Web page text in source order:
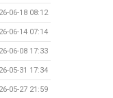
06-18 08:12
06-14 07:14
06-08 17:33
05-31 17:34
05-27 21:59